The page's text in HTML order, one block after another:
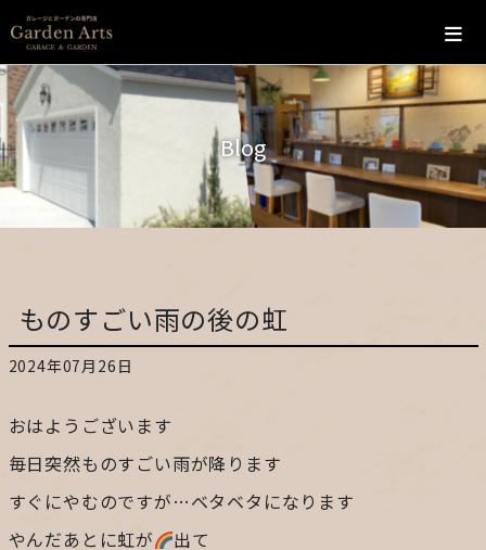
ホーム
会社概要
こだわり
施工実績
お問い合わせ
Blog
ものすごい雨の後の虹
2024年07月26日
おはようございます
毎日突然ものすごい雨が降ります
すぐにやむのですが…ベタベタになります
やんだあとに虹が
出て